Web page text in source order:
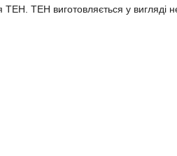
ТЕН виготовляється у вигляді